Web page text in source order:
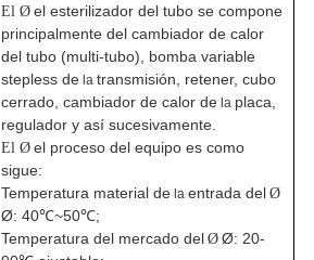
El Ø el esterilizador del tubo se compone
principalmente del cambiador de calor
del tubo (multi-tubo), bomba variable
stepless de latransmisión, retener, cubo
cerrado, cambiador de calor de la placa,
regulador y así sucesivamente.
El Ø el proceso del equipo es como
sigue:
Temperatura material de laentrada del Ø
Ø: 40℃~50℃;
Temperatura del mercado del Ø Ø: 20-